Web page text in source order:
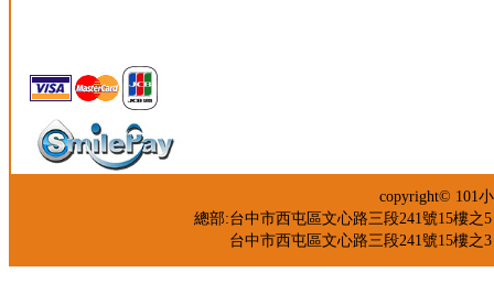
copyright©
總部:台中市西屯區文心路三段241號15樓
台中市西屯區文心路三段241號15樓